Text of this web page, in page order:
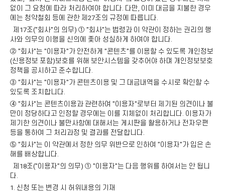
없이 그 요청에 따라 처리하여야 합니다. 다만, 이미 대금을 지불한 경우
에는 청약철회 등에 관한 제27조의 규정에 따릅니다.
제17조("회사"의 의무) ① "회사"는 법령과 이 약관이 정하는 권리의 행
사와 의무의 이행을 신의에 좇아 성실하게 하여야 합니다.
② "회사"는 "이용자"가 안전하게 "콘텐츠"를 이용할 수 있도록 개인정보
(신용정보 포함)보호를 위해 보안시스템을 갖추어야 하며 개인정보보호
정책을 공시하고 준수합니다.
③ "회사"는 "이용자"가 콘텐츠이용 및 그 대금내역을 수시로 확인할 수
있도록 조치합니다.
④ "회사"는 콘텐츠이용과 관련하여 "이용자"로부터 제기된 의견이나 불
만이 정당하다고 인정할 경우에는 이를 지체없이 처리합니다. 이용자가
제기한 의견이나 불만사항에 대해서는 게시판을 활용하거나 전자우편
등을 통하여 그 처리과정 및 결과를 전달합니다.
⑤ "회사"는 이 약관에서 정한 의무 위반으로 인하여 "이용자"가 입은 손
해를 배상합니다.
제18조("이용자"의 의무) ① "이용자"는 다음 행위를 하여서는 안 됩니
다.
1. 신청 또는 변경 시 허위내용의 기재